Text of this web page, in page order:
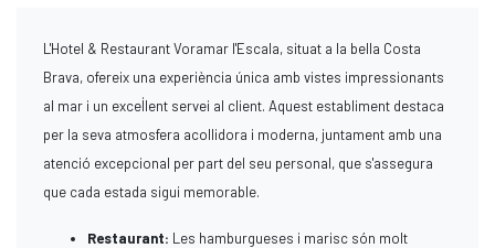
L'Hotel & Restaurant Voramar l'Escala, situat a la bella Costa
Brava, ofereix una experiència única amb vistes impressionants
al mar i un excel·lent servei al client. Aquest establiment destaca
per la seva atmosfera acollidora i moderna, juntament amb una
atenció excepcional per part del seu personal, que s'assegura
que cada estada sigui memorable.
Restaurant: Les hamburgueses i marisc són molt